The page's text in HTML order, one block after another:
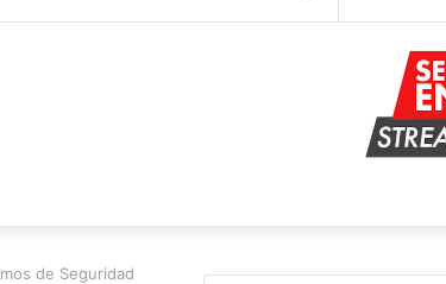
de Seguridad